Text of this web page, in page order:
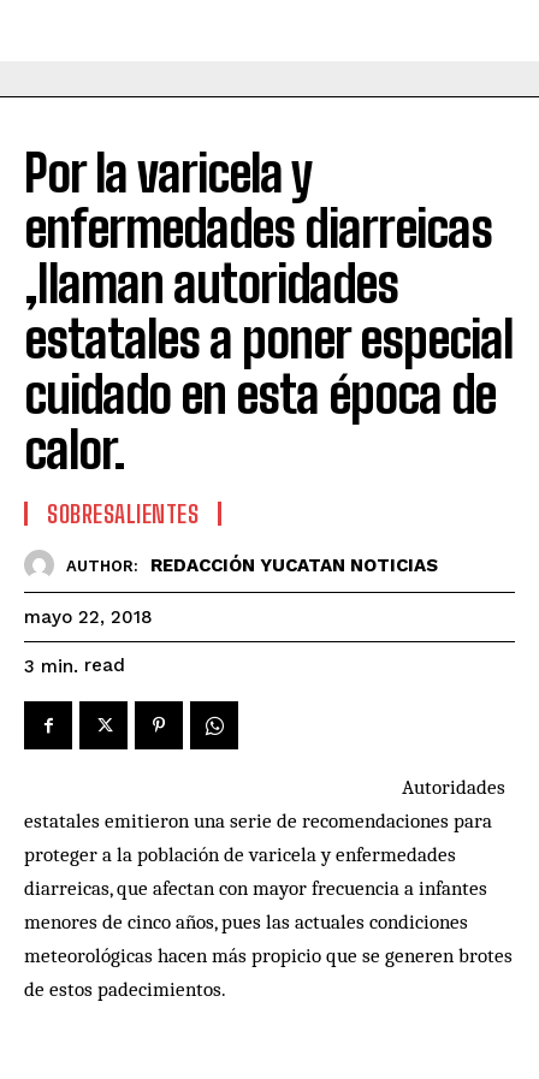
Por la varicela y
enfermedades diarreicas
,llaman autoridades
estatales a poner especial
cuidado en esta época de
calor.
SOBRESALIENTES
AUTHOR: REDACCIÓN YUCATAN NOTICIAS
mayo 22, 2018
3 min. read
Autoridades
estatales emitieron una serie de recomendaciones para
proteger a la población de varicela y enfermedades
diarreicas, que afectan con mayor frecuencia a infantes
menores de cinco años, pues las actuales condiciones
meteorológicas hacen más propicio que se generen brotes
de estos padecimientos.